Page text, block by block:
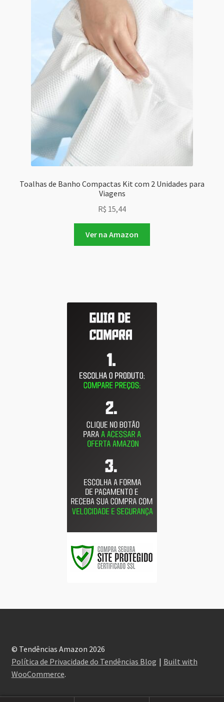
Toalhas de Banho Compactas Kit com 2 Unidades para
Viagens
R$ 15,44
Ver na Amazon
© Tendências Amazon 2026
Política de Privacidade do Tendências Blog
Built with
WooCommerce.